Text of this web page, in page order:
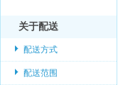
关于配送
配送方式
配送范围